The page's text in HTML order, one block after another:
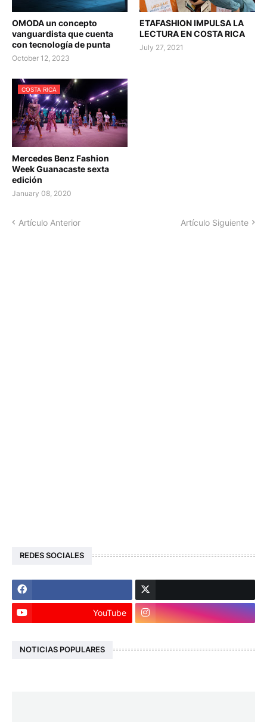
OMODA un concepto
vanguardista que cuenta
con tecnología de punta
October 12, 2023
ETAFASHION IMPULSA LA
LECTURA EN COSTA RICA
July 27, 2021
COSTA RICA
Mercedes Benz Fashion
Week Guanacaste sexta
edición
January 08, 2020
Artículo Anterior Artículo Siguiente
REDES SOCIALES
YouTube
NOTICIAS POPULARES